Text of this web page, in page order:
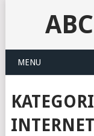
MENU